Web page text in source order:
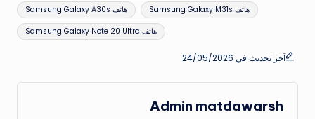
هاتف Samsung Galaxy A30s هاتف Samsung Galaxy M31s
هاتف Samsung Galaxy Note 20 Ultra
آخر تحديث في 24/05/2026
Admin matdawarsh